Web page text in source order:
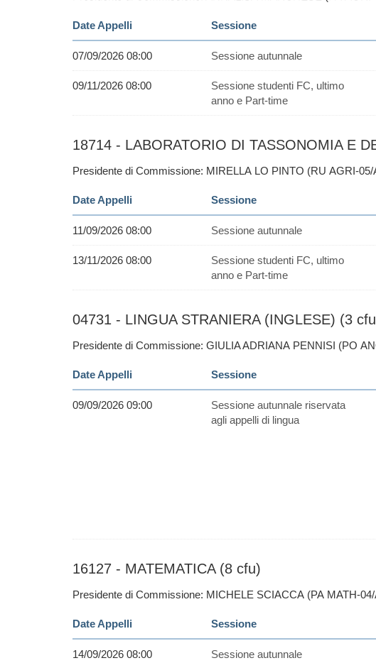
Date Appelli Sessione
07/09/2026 08:00 Sessione autunnale
09/11/2026 08:00
Sessione studenti FC, ultimo
anno e Part-time
18714 - LABORATORIO DI TASSONOMIA E
Presidente di Commissione: MIRELLA LO PINTO (RU AGRI-05/
Date Appelli Sessione
11/09/2026 08:00 Sessione autunnale
13/11/2026 08:00
Sessione studenti FC, ultimo
anno e Part-time
04731 - LINGUA STRANIERA (INGLESE) (3
Presidente di Commissione: GIULIA ADRIANA PENNISI (PO
Date Appelli Sessione
09/09/2026 09:00
Sessione autunnale riservata
agli appelli di lingua
16127 - MATEMATICA (8 cfu)
Presidente di Commissione: MICHELE SCIACCA (PA MATH-
Date Appelli Sessione
14/09/2026 08:00 Sessione autunnale